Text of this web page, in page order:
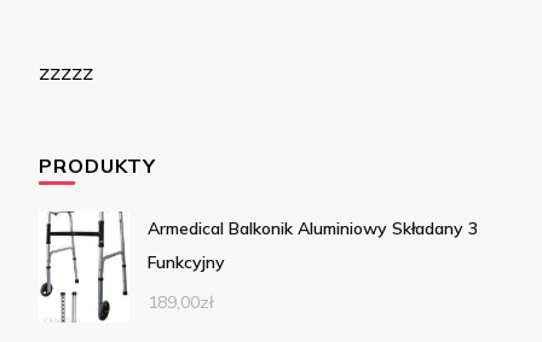
zzzzz
PRODUKTY
Armedical Balkonik Aluminiowy Składany 3
Funkcyjny
189,00zł